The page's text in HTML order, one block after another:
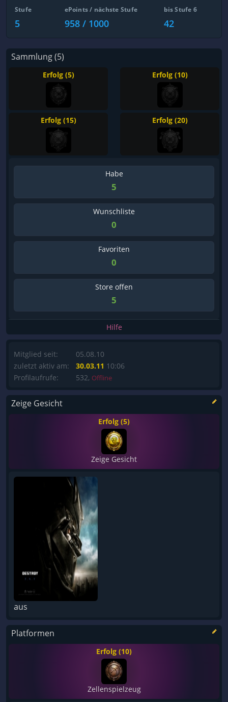
Stufe
5
ePoints / nächste Stufe
958 / 1000
bis Stufe 6
42
Sammlung (5)
Erfolg (5) Erfolg (10)
Erfolg (15) Erfolg (20)
Habe
5
Wunschliste
0
Favoriten
0
Store offen
5
Hilfe
Mitglied seit:
zuletzt aktiv am:
Profilaufrufe:
05.08.10
30.03.11 10:06
532, Offline
Zeige Gesicht
Erfolg (5)
Zeige Gesicht
aus
Platformen
Erfolg (10)
Zellenspielzeug